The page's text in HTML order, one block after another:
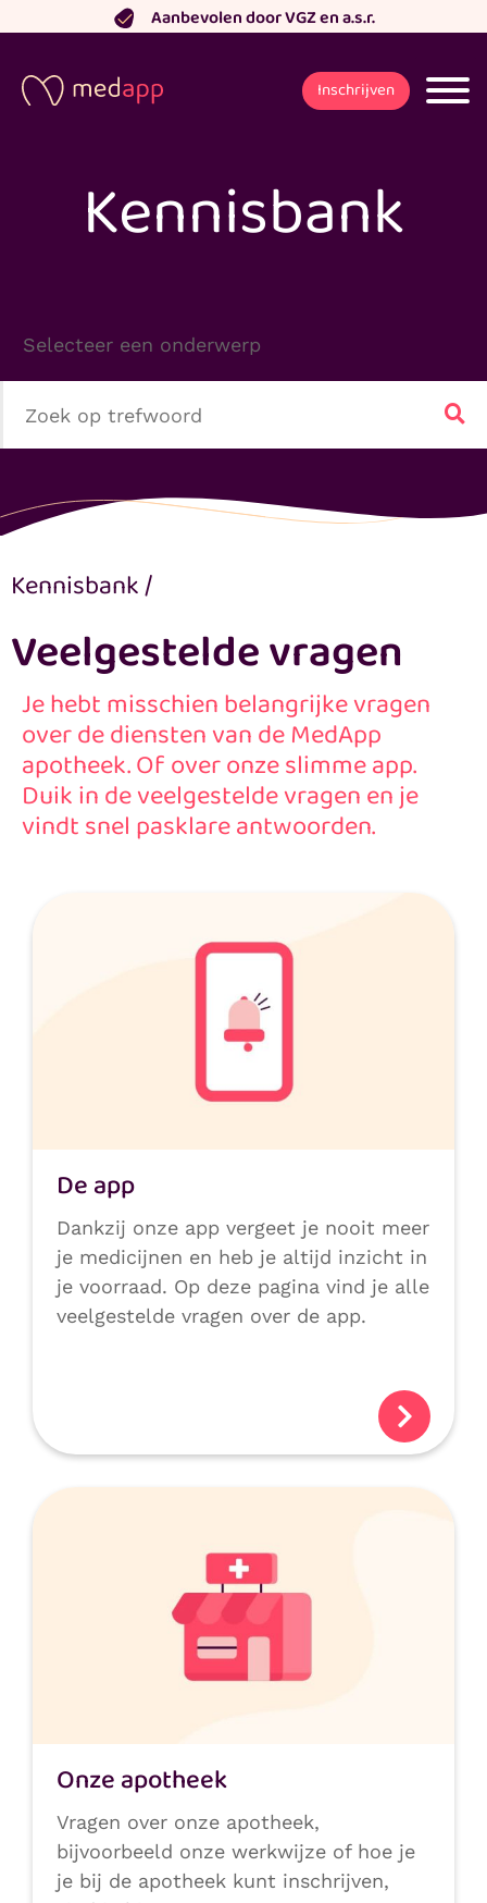
naar
inhoud
Aanbevolen door VGZ en a.s.r.
Inschrijven
Kennisbank
Kennisbank/
Veelgestelde vragen
Je hebt misschien belangrijke vragen
over de diensten van de MedApp
apotheek. Of over onze slimme app.
Duik in de veelgestelde vragen en je
vindt snel pasklare antwoorden.
De app
Dankzij onze app vergeet je nooit meer
je medicijnen en heb je altijd inzicht in
je voorraad. Op deze pagina vind je alle
veelgestelde vragen over de app.
Onze apotheek
Vragen over onze apotheek,
bijvoorbeeld onze werkwijze of hoe je
je bij de apotheek kunt inschrijven,